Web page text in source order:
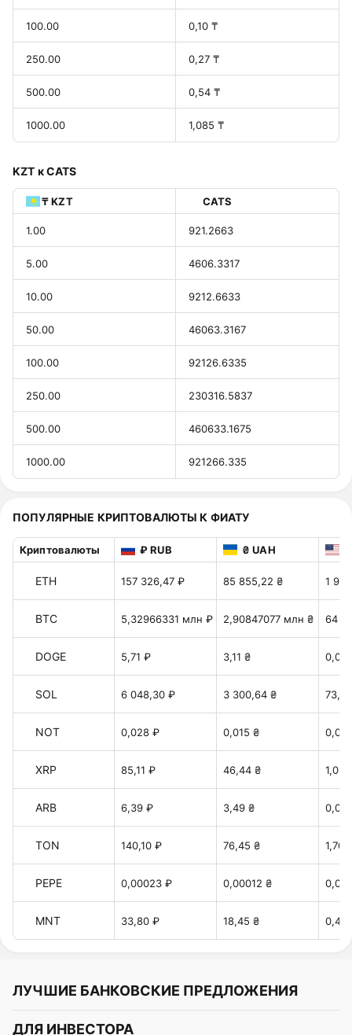
100.00 0,10 ₸
250.00 0,27 ₸
500.00 0,54 ₸
1000.00 1,085 ₸
KZT к CATS
₸ KZT CATS
1.00 921.2663
5.00 4606.3317
10.00 9212.6633
50.00 46063.3167
100.00 92126.6335
250.00 230316.5837
500.00 460633.1675
1000.00 921266.335
ПОПУЛЯРНЫЕ КРИПТОВАЛЮТЫ К ФИАТУ
Криптовалюты ₽ RUB ₴ UAH
ETH 157 326,47 ₽ 85 855,22 ₴ 1
BTC 5,32966331 млн ₽ 2,90847077 млн ₴ 64
DOGE 5,71 ₽ 3,11 ₴
SOL 6 048,30 ₽ 3 300,64 ₴
NOT 0,028 ₽ 0,015 ₴
XRP 85,11 ₽ 46,44 ₴
ARB 6,39 ₽ 3,49 ₴
TON 140,10 ₽ 76,45 ₴ 1,70
PEPE 0,00023 ₽ 0,00012 ₴
MNT 33,80 ₽ 18,45 ₴ 0,41
ЛУЧШИЕ БАНКОВСКИЕ ПРЕДЛОЖЕНИЯ
Альфа-Банк
ДЛЯ ИНВЕСТОРА